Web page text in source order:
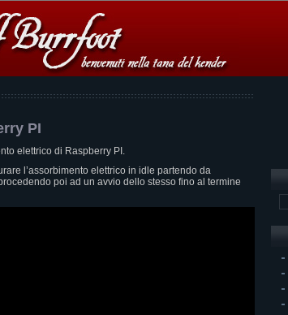
PI
elettrico di Raspberry PI.
l’assorbimento elettrico in idle partendo da
poi ad un avvio dello stesso fino al termine